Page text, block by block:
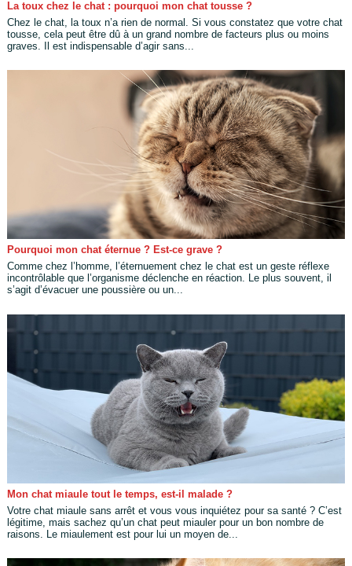
La toux chez le chat : pourquoi mon chat tousse ?
Chez le chat, la toux n’a rien de normal. Si vous constatez que votre chat
tousse, cela peut être dû à un grand nombre de facteurs plus ou moins
graves. Il est indispensable d’agir sans...
Pourquoi mon chat éternue ? Est-ce grave ?
Comme chez l’homme, l’éternuement chez le chat est un geste réflexe
incontrôlable que l’organisme déclenche en réaction. Le plus souvent, il
s’agit d’évacuer une poussière ou un...
Mon chat miaule tout le temps, est-il malade ?
Votre chat miaule sans arrêt et vous vous inquiétez pour sa santé ? C’est
légitime, mais sachez qu’un chat peut miauler pour un bon nombre de
raisons. Le miaulement est pour lui un moyen de...